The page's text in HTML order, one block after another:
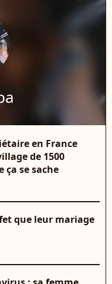
en France
de 1500
se sache
que leur mariage